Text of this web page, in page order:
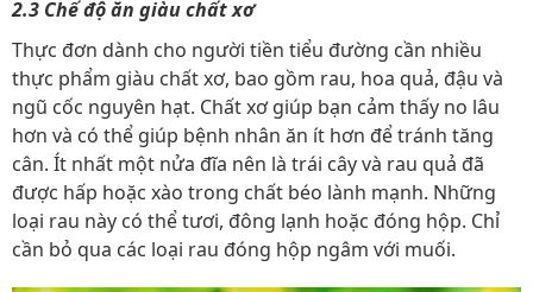
2.3 Chế độ ăn giàu chất xơ
Thực đơn dành cho người tiền tiểu đường cần nhiều
thực phẩm giàu chất xơ, bao gồm rau, hoa quả, đậu và
ngũ cốc nguyên hạt. Chất xơ giúp bạn cảm thấy no lâu
hơn và có thể giúp bệnh nhân ăn ít hơn để tránh tăng
cân. Ít nhất một nửa đĩa nên là trái cây và rau quả đã
được hấp hoặc xào trong chất béo lành mạnh. Những
loại rau này có thể tươi, đông lạnh hoặc đóng hộp. Chỉ
cần bỏ qua các loại rau đóng hộp ngâm với muối.